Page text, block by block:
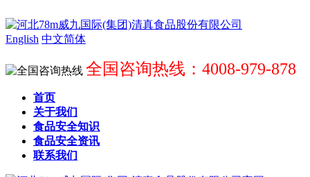
English 中文简体
全国咨询热线：4008-979-878
首页
关于我们
食品安全知识
食品安全资讯
联系我们